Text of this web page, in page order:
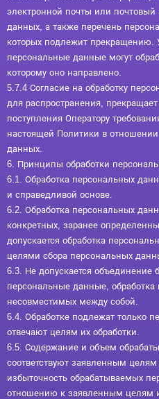
электронной почты или почтовый
данных, а также перечень
которых подлежит прекращению.
персональные данные могут
которому оно направлено.
5.7.4 Согласие на обработку
для распространения,
поступления Оператору
настоящей Политики в
данных.
6. Принципы обработки
6.1. Обработка персональных
и справедливой основе.
6.2. Обработка персональных
конкретных, заранее
допускается обработка
целями сбора персональных
6.3. Не допускается
персональные данные, обработка
несовместимых между собой.
6.4. Обработке подлежат только
отвечают целям их обработки.
6.5. Содержание и объем
соответствуют заявленным целям
избыточность обрабатываемых
отношению к заявленным целям